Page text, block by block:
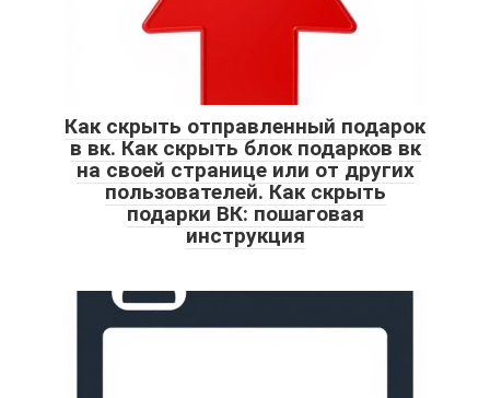
Как скрыть отправленный подарок
в вк. Как скрыть блок подарков вк
на своей странице или от других
пользователей. Как скрыть
подарки ВК: пошаговая
инструкция